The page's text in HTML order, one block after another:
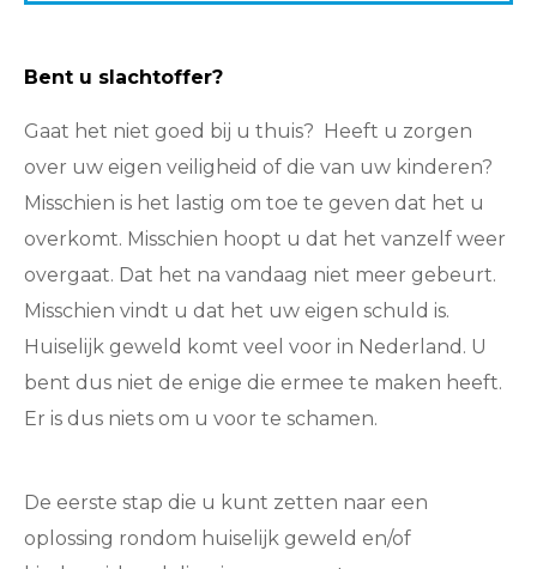
Bent u slachtoffer?
Gaat het niet goed bij u thuis? Heeft u zorgen
over uw eigen veiligheid of die van uw kinderen?
Misschien is het lastig om toe te geven dat het u
overkomt. Misschien hoopt u dat het vanzelf weer
overgaat. Dat het na vandaag niet meer gebeurt.
Misschien vindt u dat het uw eigen schuld is.
Huiselijk geweld komt veel voor in Nederland. U
bent dus niet de enige die ermee te maken heeft.
Er is dus niets om u voor te schamen.
De eerste stap die u kunt zetten naar een
oplossing rondom huiselijk geweld en/of